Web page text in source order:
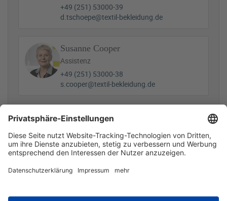
+49 (251) 53000-39
d.tschoepe@textil-bekleidung.de
Susanne Cooper
Assistenz
+49 (251) 53000-38
s.cooper@textil-bekleidung.de
Zugehörige Dateien
Aufruf-Wettbewerb-NEXT-2026.pdf234 KB